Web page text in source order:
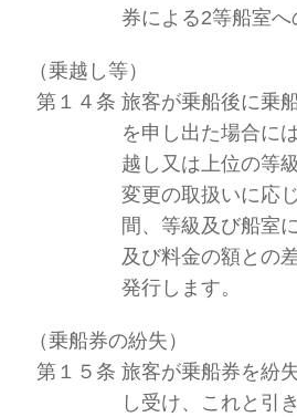
券による2等船室
（乗越し等）
第１４条 旅客が乗船後に乗
を申し出た場合に
越し又は上位の等
変更の取扱いに応
間、等級及び船室
及び料金の額との
発行します。
（乗船券の紛失）
第１５条 旅客が乗船券を紛
し受け、これと引